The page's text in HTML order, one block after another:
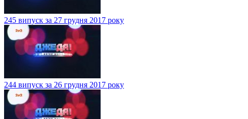
245 випуск за 27 грудня 2017 року
244 випуск за 26 грудня 2017 року